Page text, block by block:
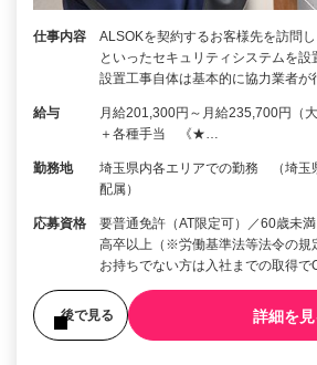
仕事内容
ALSOKを契約するお客様先を訪問
といったセキュリティシステムを設
設置工事自体は基本的に協力業者が
給与
月給201,300円～月給235,700円（
＋各種手当 《★…
勤務地
埼玉県内各エリアでの勤務 （埼玉
配属）
応募資格
要普通免許（AT限定可）／60歳未
高卒以上（※労働基準法等法令の
お持ちでない方は入社までの取得で
後で見る 詳細を見